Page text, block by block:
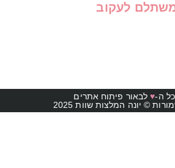
לעקוב
ה-♥לבאור פיתוח אתרים
© יונה המלצות שוות 2025